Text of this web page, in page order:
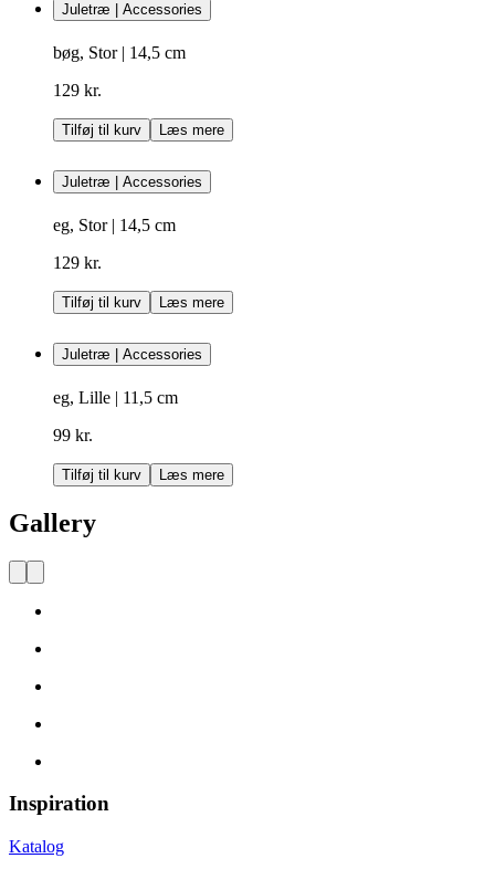
Juletræ | Accessories
bøg, Stor | 14,5 cm
129 kr.
Tilføj til kurv Læs mere
Juletræ | Accessories
eg, Stor | 14,5 cm
129 kr.
Tilføj til kurv Læs mere
Juletræ | Accessories
eg, Lille | 11,5 cm
99 kr.
Tilføj til kurv Læs mere
Gallery
Inspiration
Katalog